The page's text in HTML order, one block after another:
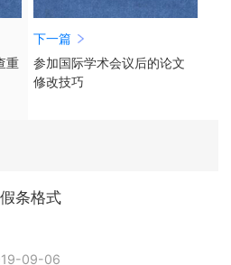
重
下一篇
参加国际学术会议后的论文
修改技巧
条格式
09-06